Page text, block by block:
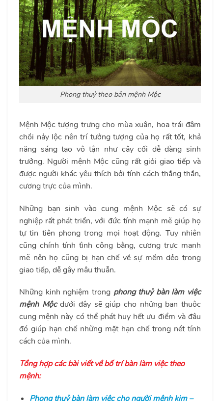
Phong thuỷ theo bản mệnh Mộc
Mệnh Mộc tượng trưng cho mùa xuân, hoa trái đâm
chồi nảy lộc nên trí tưởng tượng của họ rất tốt, khả
năng sáng tạo vô tận như cây cối dễ dàng sinh
trưởng. Người mệnh Mộc cũng rất giỏi giao tiếp và
được người khác yêu thích bởi tính cách thẳng thắn,
cương trực của mình.
Những bạn sinh vào cung mệnh Mộc sẽ có sự
nghiệp rất phát triển, với đức tính mạnh mẽ giúp họ
tự tin tiên phong trong mọi hoạt động. Tuy nhiên
cũng chính tính tình công bằng, cương trực mạnh
mẽ nên họ cũng bị hạn chế về sự mềm dẻo trong
giao tiếp, dễ gây mâu thuẫn.
Những kinh nghiệm trong phong thuỷ bàn làm việc
mệnh Mộcdưới đây sẽ giúp cho những bạn thuộc
cung mệnh này có thể phát huy hết ưu điểm và đâu
đó giúp hạn chế những mặt hạn chế trong nét tính
cách của mình.
Tổng hợp các bài viết về bố trí bàn làm việc theo
mệnh:
Phong thuỷ bàn làm việc cho người mệnh kim –